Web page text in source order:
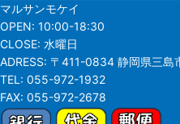
マルサンモケイ
OPEN: 10:00-18:30
CLOSE: 水曜日
ADRESS: 〒411-0834 静岡県三島
TEL: 055-972-1932
FAX: 055-972-2678